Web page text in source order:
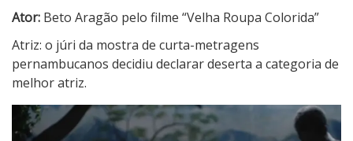
Ator: Beto Aragão pelo filme “Velha Roupa Colorida”
Atriz: o júri da mostra de curta-metragens
pernambucanos decidiu declarar deserta a categoria de
melhor atriz.